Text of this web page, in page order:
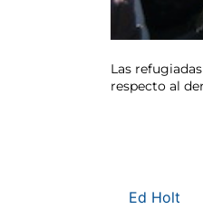
Las
respecto al
Ed Holt